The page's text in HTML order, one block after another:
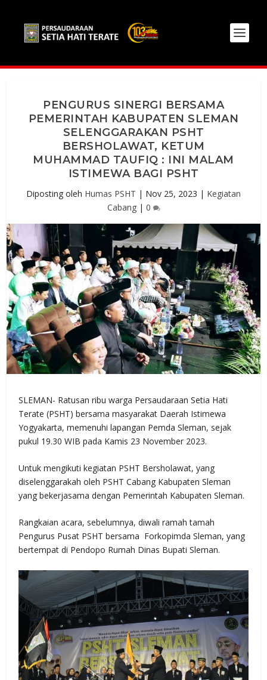
PENGURUS SINERGI BERSAMA
PEMERINTAH KABUPATEN SLEMAN
SELENGGARAKAN PSHT
BERSHOLAWAT, KETUM
MUHAMMAD TAUFIQ : INI MALAM
ISTIMEWA BAGI PSHT
Diposting oleh Humas PSHT | Nov 25, 2023 | Kegiatan
Cabang| 0
SLEMAN- Ratusan ribu warga Persaudaraan Setia Hati
Terate (PSHT) bersama masyarakat Daerah Istimewa
Yogyakarta, memenuhi lapangan Pemda Sleman, sejak
pukul 19.30 WIB pada Kamis 23 November 2023.
Untuk mengikuti kegiatan PSHT Bersholawat, yang
diselenggarakah oleh PSHT Cabang Kabupaten Sleman
yang bekerjasama dengan Pemerintah Kabupaten Sleman.
Rangkaian acara, sebelumnya, diwali ramah tamah
Pengurus Pusat PSHT bersama Forkopimda Sleman, yang
bertempat di Pendopo Rumah Dinas Bupati Sleman.